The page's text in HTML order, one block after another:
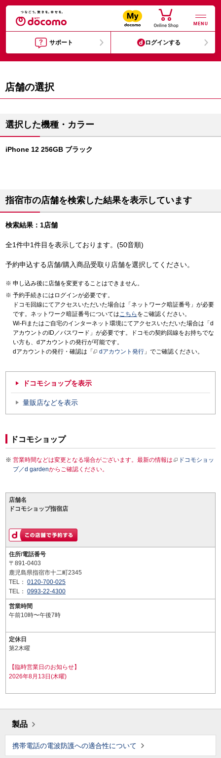
MENU
サポート ログインする
店舗の選択
選択した機種・カラー
iPhone 12 256GB ブラック
指宿市の店舗を検索した結果を表示しています
検索結果：1店舗
全1件中1件目を表示しております。(50音順)
予約申込する店舗/購入商品受取り店舗を選択してください。
申し込み後に店舗を変更することはできません。
予約手続きにはログインが必要です。
ドコモ回線にてアクセスいただいた場合は「ネットワーク暗証番号」が必要
です。ネットワーク暗証番号についてはこちら をご確認ください。
Wi-Fiまたはご自宅のインターネット環境にてアクセスいただいた場合は「d
アカウントのID／パスワード」が必要です。ドコモの契約回線をお持ちでな
い方も、dアカウントの発行が可能です。
dアカウントの発行・確認は「
dアカウント発行 」でご確認ください。
ドコモショップを表示
量販店などを表示
ドコモショップ
営業時間などは変更となる場合がございます。最新の情報は
ドコモショッ
プ／d gardenからご確認ください。
店舗名
ドコモショップ指宿店
住所/電話番号
〒891-0403
鹿児島県指宿市十二町2345
TEL： 0120-700-025
TEL： 0993-22-4300
営業時間
午前10時〜午後7時
定休日
第2木曜
【臨時営業日のお知らせ】
2026年8月13日(木曜)
製品
携帯電話の電波防護への適合性について